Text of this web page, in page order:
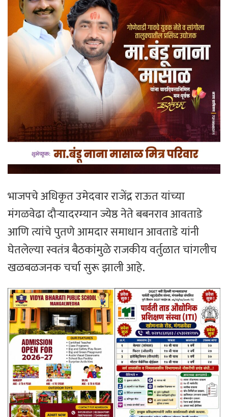
भाजपचे अधिकृत उमेदवार राजेंद्र राऊत यांच्या
मंगळवेढा दौऱ्यादरम्यान ज्येष्ठ नेते बबनराव आवताडे
आणि त्यांचे पुतणे आमदार समाधान आवताडे यांनी
घेतलेल्या स्वतंत्र बैठकांमुळे राजकीय वर्तुळात चांगलीच
खळबळजनक चर्चा सुरू झाली आहे.